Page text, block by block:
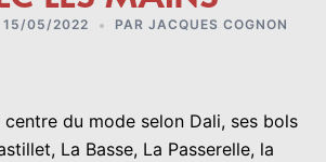
15/05/2022 PAR JACQUES COGNON
du mode selon Dali, ses bols
La Basse, La Passerelle, la